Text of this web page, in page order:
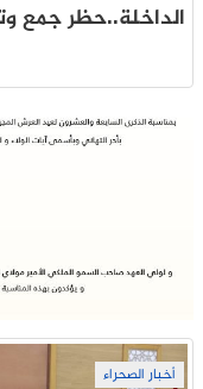
الداخلة..حظر جمع
أخبار الصحراء